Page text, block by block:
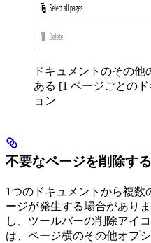
ドキュメントのその他
ある [1 ページごとの
ョン
不要なページを削除する
1つのドキュメントから複
ージが発生する場合があり
し、ツールバーの削除アイ
は、ページ横のその他オプ